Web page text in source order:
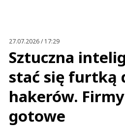
27.07.2026 / 17:29
Sztuczna
stać się furtką
hakerów.
gotowe